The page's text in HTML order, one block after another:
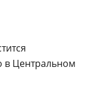
в Централь­ном